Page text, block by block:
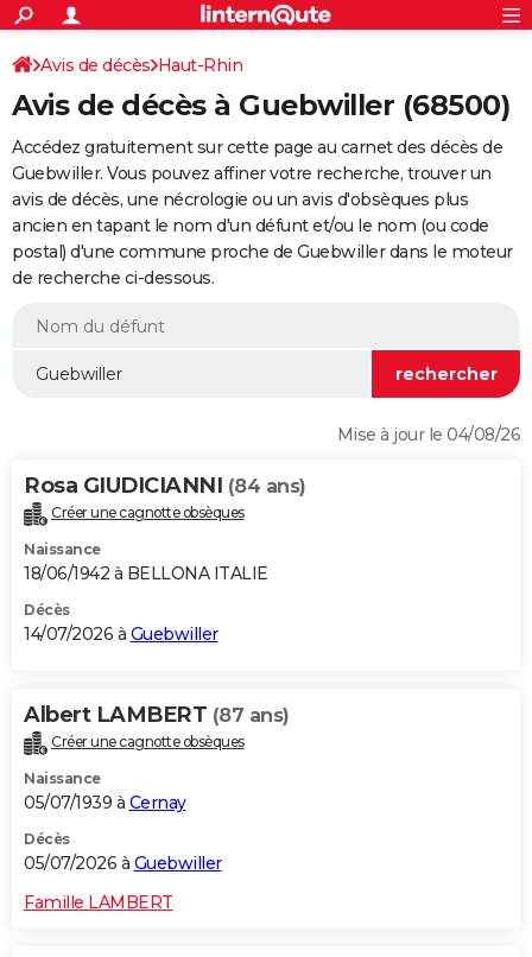
ACTUALITÉS
Politique
Société
Faits Divers
Education
Monde
Villes
+
SPORT
Coupe du monde 2026
Football
Tennis
Cyclisme
Rugby
Forum
Programme TV
TNT
Streaming
Cinéma
Sorties cinéma
Musique
+
FINANCE
Retraite
Impôts
Epargne
Immobilier
Risques naturels par ville
Banque
Assurance
Crédit
AUTO
Essais
Réserver un essai
Citadines
Berlines
SUV
Forum auto
+
HIGH-TECH
BRICOLAGE
WEEK-END
Alimentation
Guide de la santé
Maladies
Médicaments
Sommeil
VOYAGE
Destinations
City break
Voyage nature
Voyage de noces
Forum
Climat
+PHOTO
GUIDES D'ACHAT
CARTE DE VOEUX
Carte de Noël
Carte Bonne année
Carte Saint-Valentin
Carte Pâques
Carte d'anniversaire
DICTIONNAIRE
Dictionnaire
Biographies
Citations
Expressions
Proverbes
PROGRAMME TV
COPAINS D'AVANT
S'inscrire
Se connecter
Lycées
Collèges
Primaires
Universités
Entreprises
Service militaire
Avis de recherche
AVIS DE DÉCÈS
S'inscrire
Connexion
Avis de décès Haut-Rhin
Avis de décès à Guebwiller (68500)
Accédez gratuitement sur cette page au carnet des décès de
Guebwiller. Vous pouvez affiner votre recherche, trouver un
avis de décès, une nécrologie ou un avis d'obsèques plus
ancien en tapant le nom d'un défunt et/ou le nom (ou code
postal) d'une commune proche de Guebwiller dans le moteur
de recherche ci-dessous.
Mise à jour le 04/08/26
Rosa GIUDICIANNI (84 ans)
Créer une cagnotte obsèques
Naissance
18/06/1942 à BELLONA ITALIE
Décès
14/07/2026 à Guebwiller
Albert LAMBERT (87 ans)
Créer une cagnotte obsèques
Naissance
05/07/1939 à Cernay
Décès
05/07/2026 à Guebwiller
Famille LAMBERT